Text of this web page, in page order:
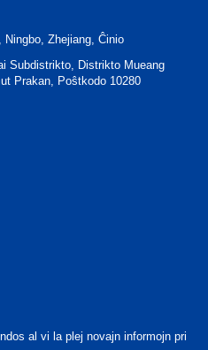
Ningbo, Zhejiang, Ĉinio
Subdistrikto, Distrikto Mueang
Prakan, Poŝtkodo 10280
al vi la plej novajn informojn pri